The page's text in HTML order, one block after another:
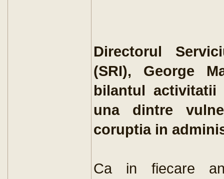
Directorul
(SRI), George
bilantul
una dintre
coruptia in
Ca in fiecare